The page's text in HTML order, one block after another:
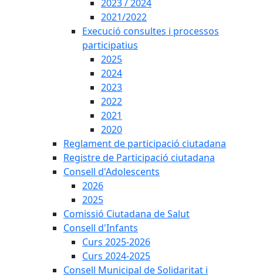
2023 / 2024
2021/2022
Execució consultes i processos
participatius
2025
2024
2023
2022
2021
2020
Reglament de participació ciutadana
Registre de Participació ciutadana
Consell d'Adolescents
2026
2025
Comissió Ciutadana de Salut
Consell d'Infants
Curs 2025-2026
Curs 2024-2025
Consell Municipal de Solidaritat i